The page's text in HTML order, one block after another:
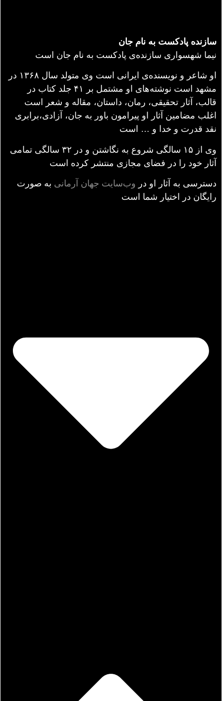
سازنده پادکست به نام جان
نیما شهسواری سازنده‌ی پادکست به نام جان است
او شاعر و نویسنده‌ی ایرانی است وی متولد سال ۱۳۶۸ در
مشهد است نوشته‌های او مشتمل بر ۴۱ جلد کتاب در
قالب، آثار تحقیقی، رمان، داستان، مقاله و شعر است
اغلب مضامین آثار او پیرامون باور به جان، آزادی،برابری
نقد قدرت و خدا و … است
وی از ۱۵ سالگی شروع به نگاشتن و در ۳۲ سالگی تمامی
آثار خود را در فضای مجازی منتشر کرده است
دسترسی به آثار او در وب‌سایت جهان آرمانی به صورت
رایگان در اختیار شما است